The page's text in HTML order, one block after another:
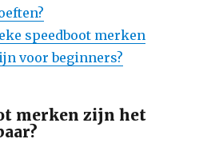
speedboot merken
voor beginners?
merken zijn het